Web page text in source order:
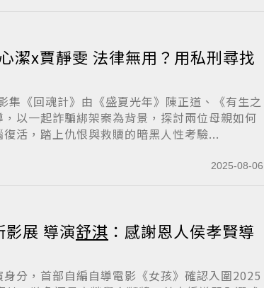
潔x賈靜雯 法律無用？用私刑尋找
《回魂計》由《盛夏光年》陳正道、《有生之
以一起詐騙綁架案為背景，探討兩位母親如何
活，踏上仇恨與救贖的暗黑人性考驗...
2025-08-06
影展 導演舒淇 ：感謝恩人侯孝賢導
分，首部自編自導電影《女孩》確認入圍2025